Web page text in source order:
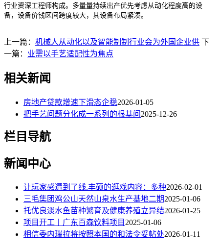
行业资深工程师构成。多量量持续出产优先考虑从动化程度高的设
备，设备价钱区间跨度较大，其设备布局紧凑。
上一篇： 机械人从动化以及智能制制行业会为外国企业供 下
一篇： 业需以手艺适配性为焦点
相关新闻
房地产贷款增速下滑态企稳2026-01-05
把手艺问题分化成一系列的根基问 2025-12-26
栏目导航
新闻中心
让玩家感遭到了线.丰硕的逛戏内容：多种2026-02-01
三毛集团鸡公山天然山泉水生产基地二期2025-01-06
托优良淡水鱼苗种繁育及健康养殖立异结2026-01-25
项目开工丨广东百森饮料项目2025-01-06
相信委内瑞拉将按照本国的和法令妥帖处2026-01-11